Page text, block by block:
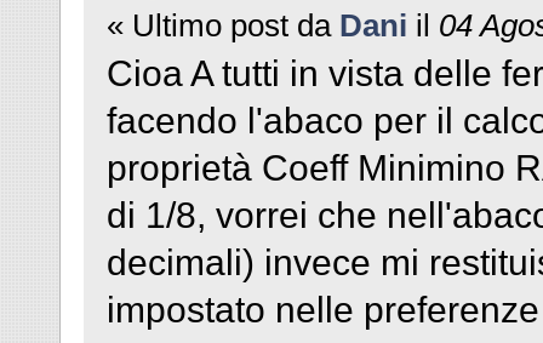
« Ultimo post da Dani il 04
Cioa A tutti in vista delle
facendo l'abaco per il
proprietà Coeff Minimino
di 1/8, vorrei che
decimali) invece mi
impostato nelle